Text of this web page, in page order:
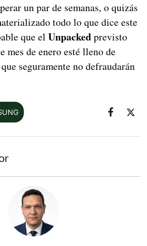
un par de semanas, o quizás
todo lo que dice este
que el Unpackedprevisto
mes de enero esté lleno de
seguramente no defraudarán